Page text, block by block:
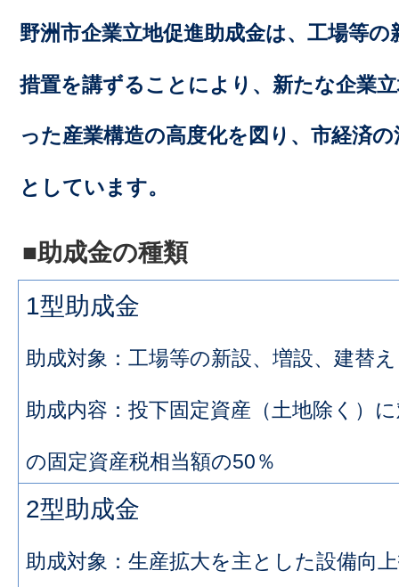
野洲市企業立地促進助成金は、工場等
措置を講ずることにより、新たな企業
った産業構造の高度化を図り、市経済
としています。
■助成金の種類
1型助成金
助成対象：工場等の新設、増設、建替え
助成内容：投下固定資産（土地除く）
の固定資産税相当額の50％
2型助成金
助成対象：生産拡大を主とした設備向